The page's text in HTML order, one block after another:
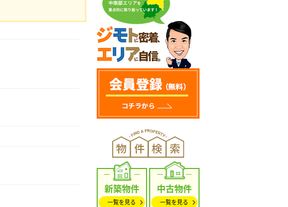
新築物件
一覧を見る
中古物件
一覧を見る